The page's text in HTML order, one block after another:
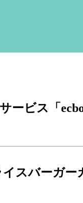
サービス「
スバーガー